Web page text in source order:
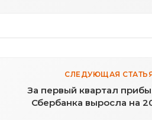
СЛЕДУЮЩАЯ
За первый квартал
Сбербанка выросла на